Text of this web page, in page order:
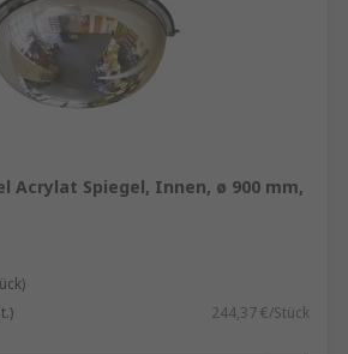
Acrylat Spiegel, Innen, ø 900 mm,
244,37 €/Stück